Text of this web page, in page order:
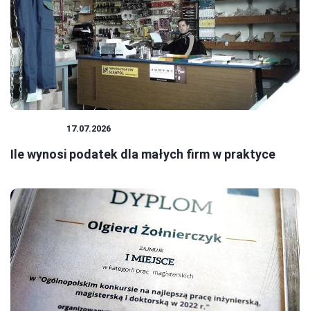
17.07.2026
Ile wynosi podatek dla małych firm w praktyce